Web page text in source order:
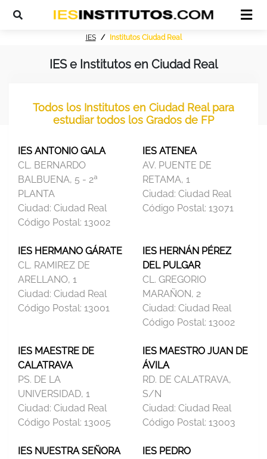
IES Institutos Ciudad Real
IES e Institutos en Ciudad Real
Todos los Institutos en Ciudad Real para
estudiar todos los Grados de FP
IES ANTONIO GALA
CL. BERNARDO
BALBUENA, 5 - 2ª
PLANTA
Ciudad: Ciudad Real
Código Postal: 13002
IES ATENEA
AV. PUENTE DE
RETAMA, 1
Ciudad: Ciudad Real
Código Postal: 13071
IES HERMANO GÁRATE
CL. RAMIREZ DE
ARELLANO, 1
Ciudad: Ciudad Real
Código Postal: 13001
IES HERNÁN PÉREZ
DEL PULGAR
CL. GREGORIO
MARAÑON, 2
Ciudad: Ciudad Real
Código Postal: 13002
IES MAESTRE DE
CALATRAVA
PS. DE LA
UNIVERSIDAD, 1
Ciudad: Ciudad Real
Código Postal: 13005
IES MAESTRO JUAN DE
ÁVILA
RD. DE CALATRAVA,
S/N
Ciudad: Ciudad Real
Código Postal: 13003
IES NUESTRA SEÑORA
IES PEDRO